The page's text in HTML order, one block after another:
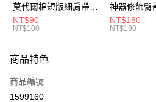
Google Pay
全盈+PAY
大哥付你分期
【大哥付你分期使用說明】
1.本服務由台灣大哥大提供，台灣大哥大用
AFTEE先享後付
莫代爾棉短版細肩帶素
色背心(白.黑.灰L-2L)-
U582眼圈熊中大尺碼
NT$90
NT$100
神器修飾臀
內搭裙/遮臀
6L)-Q155眼
NT$180
NT$190
商品特色
商品編號
1599160